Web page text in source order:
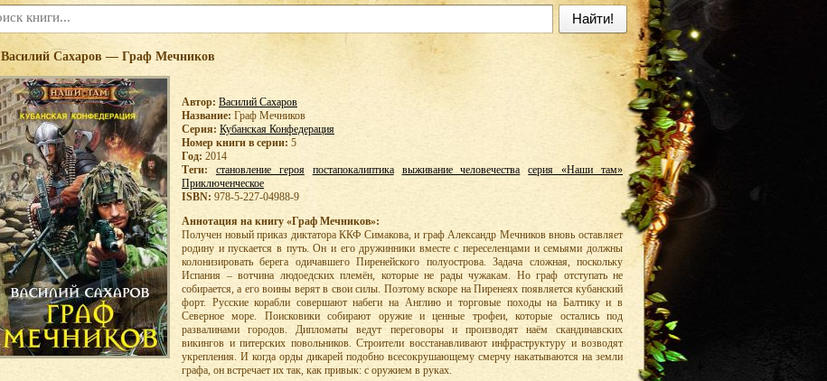
Найти!
Василий Сахаров — Граф Мечников
Автор: Василий Сахаров
Название: Граф Мечников
Серия: Кубанская Конфедерация
Номер книги в серии: 5
Год: 2014
Теги:
становление героя постапокалиптика выживание человечества
серия «Наши там»
Приключенческое
ISBN: 978-5-227-04988-9
Аннотация на книгу «Граф Мечников»:
Получен новый приказ диктатора ККФ Симакова, и граф Александр Мечников вновь оставляет
родину и пускается в путь. Он и его дружинники вместе с переселенцами и семьями должны
колонизировать берега одичавшего Пиренейского полуострова. Задача сложная, поскольку
Испания – вотчина людоедских племён, которые не рады чужакам. Но граф отступать не
собирается, а его воины верят в свои силы. Поэтому вскоре на Пиренеях появляется кубанский
форт. Русские корабли совершают набеги на Англию и торговые походы на Балтику и в
Северное море. Поисковики собирают оружие и ценные трофеи, которые остались под
развалинами городов. Дипломаты ведут переговоры и производят наём скандинавских
викингов и питерских повольников. Строители восстанавливают инфраструктуру и возводят
укрепления. И когда орды дикарей подобно всесокрушающему смерчу накатываются на земли
графа, он встречает их так, как привык: с оружием в руках.